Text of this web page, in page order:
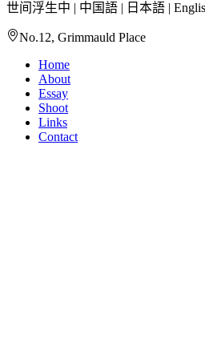
世间浮生中 | 中国語 | 日本語 |
No.12, Grimmauld Place
Home
About
Essay
Shoot
Links
Contact